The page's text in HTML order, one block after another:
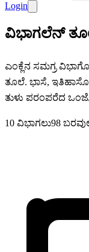
Login
ವಿಭಾಗಲೆನ್
ಎಂಕ್ಲೆನ ಸಮಗ್ರ
ತೂಲೆ. ಭಾಸೆ,
ತುಳು ಪರಂಪರೆದ
10 ವಿಭಾಗಲು98